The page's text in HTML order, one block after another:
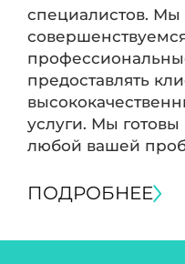
специалистов. Мы
предоставлять
услуги. Мы
любой вашей
ПОДРОБНЕЕ